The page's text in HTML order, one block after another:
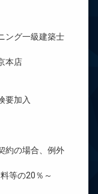
グ一級建築士
本店
加入
の場合、例外
等の20％～